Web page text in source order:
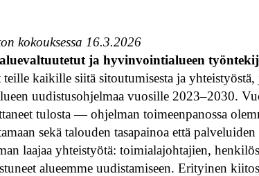
kokouksessa 16.3.2026
ja hyvinvointialueen
kaikille siitä sitoutumisesta ja yhteistyöstä,
uudistusohjelmaa vuosille 2023–2030.
tulosta — ohjelman toimeenpanossa
sekä talouden tasapainoa että
laajaa yhteistyötä: toimialajohtajien,
alueemme uudistamiseen. Erityinen